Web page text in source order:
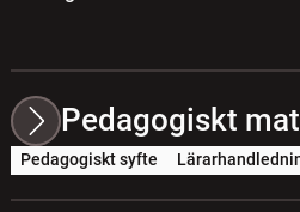
Pedagogiskt
Pedagogiskt syfte